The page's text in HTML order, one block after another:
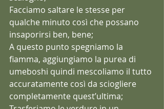
Facciamo saltare le stesse per
qualche minuto così che possano
insaporirsi ben, bene;
A questo punto spegniamo la
fiamma, aggiungiamo la purea di
umeboshi quindi mescoliamo il tutto
accuratamente così da sciogliere
completamente quest’ultima;